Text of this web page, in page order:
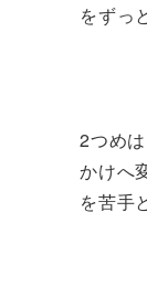
をずっ
2つめ
かけへ
を苦手